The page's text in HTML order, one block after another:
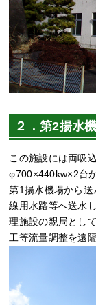
２．第2揚水
この施設には両吸
φ700×440kw×2台
第1揚水機場から
線用水路等へ送水
理施設の親局とし
工等流量調整を遠